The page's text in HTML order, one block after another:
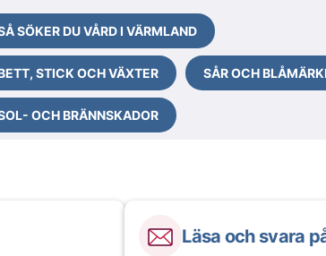
SÖKER DU VÅRD I VÄRMLAND
STICK OCH VÄXTER SÅR OCH
OCH BRÄNNSKADOR
Läsa och svara